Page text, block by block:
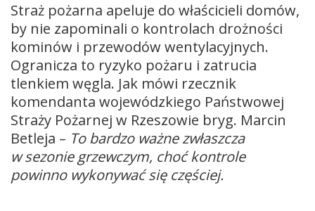
Straż pożarna apeluje do właścicieli domów,
by nie zapominali o kontrolach drożności
kominów i przewodów wentylacyjnych.
Ogranicza to ryzyko pożaru i zatrucia
tlenkiem węgla. Jak mówi rzecznik
komendanta wojewódzkiego Państwowej
Straży Pożarnej w Rzeszowie bryg. Marcin
Betleja – To bardzo ważne zwłaszcza
w sezonie grzewczym, choć kontrole
powinno wykonywać się częściej.